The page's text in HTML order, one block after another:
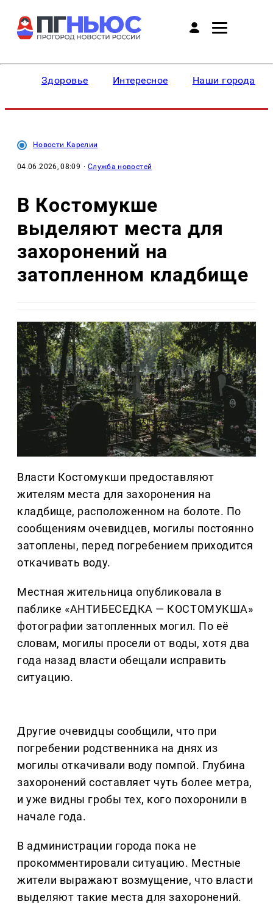
Здоровье Интересное Наши города
Новости Карелии
04.06.2026, 08:09 · Служба новостей
В Костомукше
выделяют места для
захоронений на
затопленном кладбище
Власти Костомукши предоставляют
жителям места для захоронения на
кладбище, расположенном на болоте. По
сообщениям очевидцев, могилы постоянно
затоплены, перед погребением приходится
откачивать воду.
Местная жительница опубликовала в
паблике «АНТИБЕСЕДКА — КОСТОМУКША»
фотографии затопленных могил. По её
словам, могилы просели от воды, хотя два
года назад власти обещали исправить
ситуацию.
Другие очевидцы сообщили, что при
погребении родственника на днях из
могилы откачивали воду помпой. Глубина
захоронений составляет чуть более метра,
и уже видны гробы тех, кого похоронили в
начале года.
В администрации города пока не
прокомментировали ситуацию. Местные
жители выражают возмущение, что власти
выделяют такие места для захоронений.